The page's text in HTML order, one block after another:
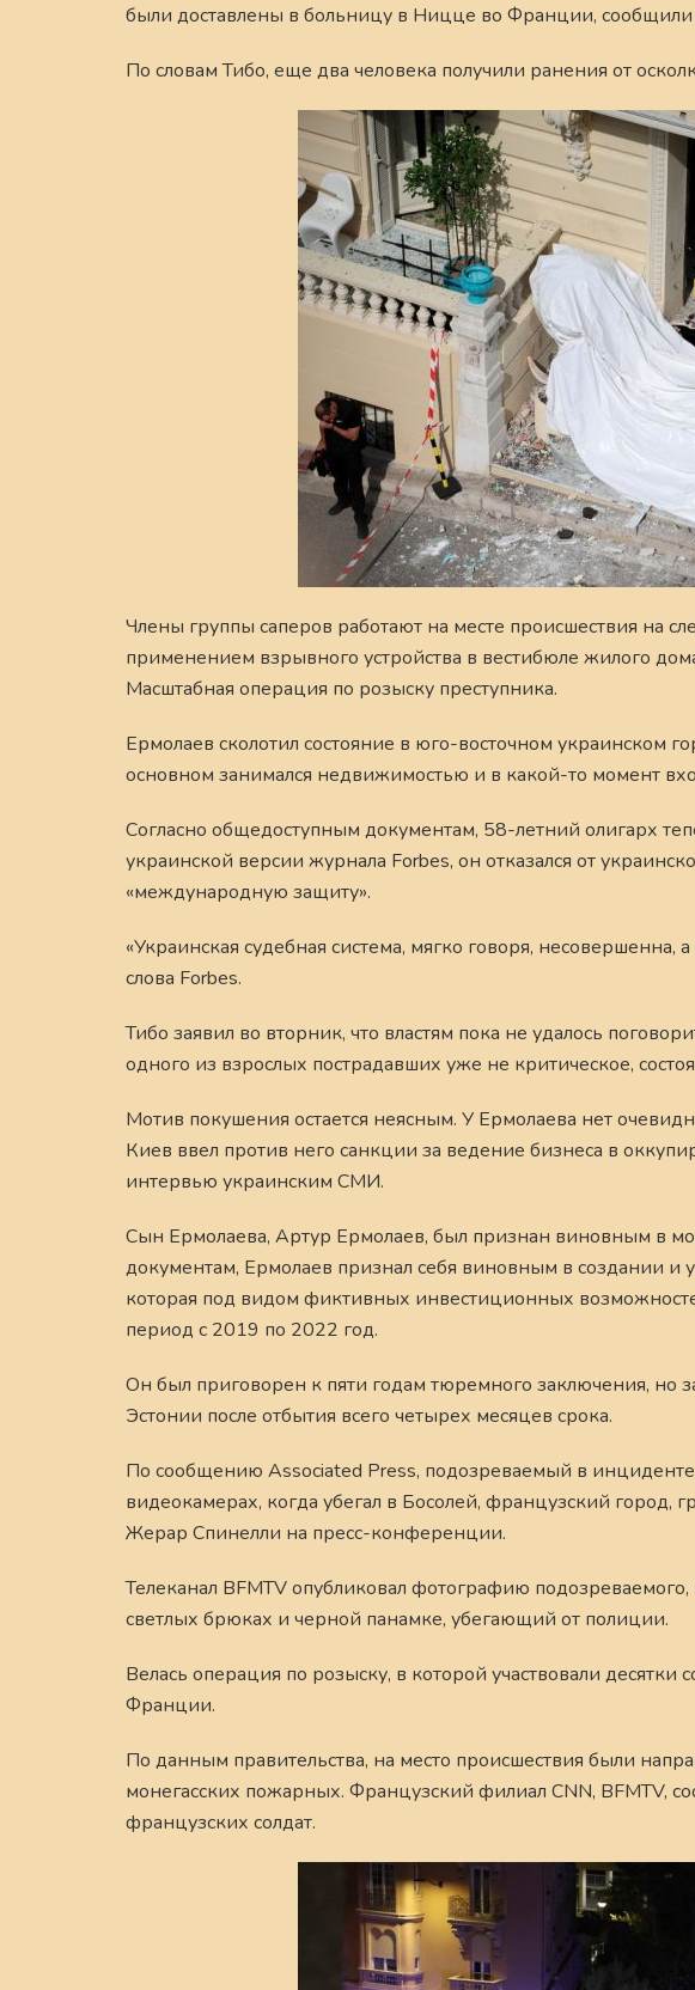
были доставлены в больницу в Ницце во Франции, сообщили
По словам Тибо, еще два человека получили ранения от
Члены группы саперов работают на месте происшествия на
применением взрывного устройства в вестибюле жилого
Масштабная операция по розыску преступника.
Ермолаев сколотил состояние в юго-восточном украинском
основном занимался недвижимостью и в какой-то момент
Согласно общедоступным документам, 58-летний олигарх
украинской версии журнала Forbes, он отказался от
«международную защиту».
«Украинская судебная система, мягко говоря, несовершенна,
слова Forbes.
Тибо заявил во вторник, что властям пока не удалось
одного из взрослых пострадавших уже не критическое,
Мотив покушения остается неясным. У Ермолаева нет
Киев ввел против него санкции за ведение бизнеса в
интервью украинским СМИ.
Сын Ермолаева, Артур Ермолаев, был признан виновным в
документам, Ермолаев признал себя виновным в создании
которая под видом фиктивных инвестиционных
период с 2019 по 2022 год.
Он был приговорен к пяти годам тюремного заключения, но
Эстонии после отбытия всего четырех месяцев срока.
По сообщению Associated Press, подозреваемый в
видеокамерах, когда убегал в Босолей, французский город,
Жерар Спинелли на пресс-конференции.
Телеканал BFMTV опубликовал фотографию
светлых брюках и черной панамке, убегающий от полиции.
Велась операция по розыску, в которой участвовали
Франции.
По данным правительства, на место происшествия были
монегасских пожарных. Французский филиал CNN, BFMTV,
французских солдат.